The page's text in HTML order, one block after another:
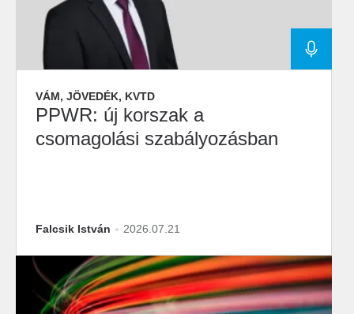
VÁM, JÖVEDÉK, KVTD
PPWR: új korszak a
csomagolási szabályozásban
Falcsik István 2026.07.21